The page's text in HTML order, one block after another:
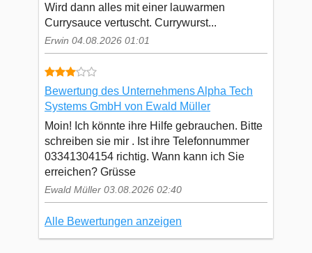
Wird dann alles mit einer lauwarmen
Currysauce vertuscht. Currywurst...
Erwin 04.08.2026 01:01
Bewertung des Unternehmens Alpha Tech
Systems GmbH von Ewald Müller
Moin! Ich könnte ihre Hilfe gebrauchen. Bitte
schreiben sie mir . Ist ihre Telefonnummer
03341304154 richtig. Wann kann ich Sie
erreichen? Grüsse
Ewald Müller 03.08.2026 02:40
Alle Bewertungen anzeigen